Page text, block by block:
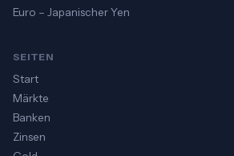
Euro – Japanischer Yen
SEITEN
Start
Märkte
Banken
Zinsen